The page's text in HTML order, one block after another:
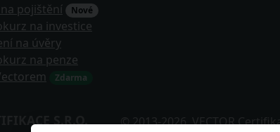
pojištění
Nové
na investice
na úvěry
na penze
Zdarma
S.R.O. © 2013-2026, VECTOR